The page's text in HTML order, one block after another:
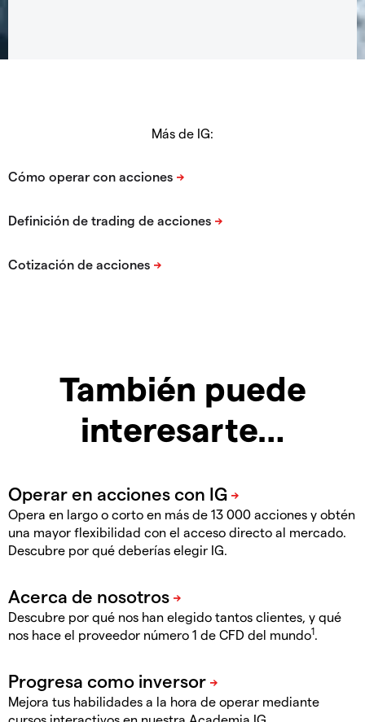
Más de IG:
También puede
interesarte…
Opera en largo o corto en más de 13 000 acciones y obtén
una mayor flexibilidad con el acceso directo al mercado.
Descubre por qué deberías elegir IG.
Descubre por qué nos han elegido tantos clientes, y qué
nos hace el proveedor número 1 de CFD del mundo1.
Mejora tus habilidades a la hora de operar mediante